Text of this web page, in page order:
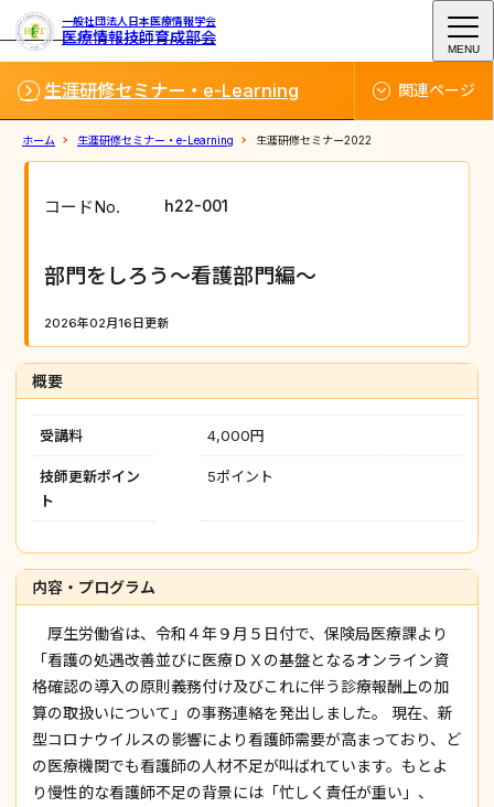
一般社団法人日本医療情報学会
医療情報技師育成部会
生涯研修セミナー・e-Learning 関連ページ
ホーム 生涯研修セミナー・e-Learning 生涯研修セミナー2022
コードNo. h22-001
部門をしろう～看護部門編～
2026年02月16日更新
概要
受講料 4,000円
技師更新ポイン
ト
5ポイント
内容・プログラム
厚生労働省は、令和４年９月５日付で、保険局医療課より
「看護の処遇改善並びに医療ＤＸの基盤となるオンライン資
格確認の導入の原則義務付け及びこれに伴う診療報酬上の加
算の取扱いについて」の事務連絡を発出しました。 現在、新
型コロナウイルスの影響により看護師需要が高まっており、ど
の医療機関でも看護師の人材不足が叫ばれています。もとよ
り慢性的な看護師不足の背景には「忙しく責任が重い」、
MENU